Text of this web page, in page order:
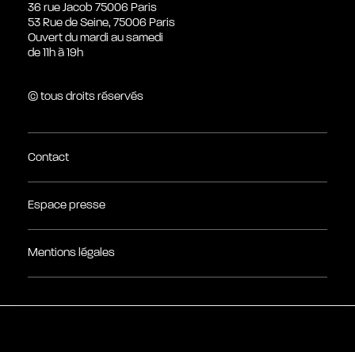
36 rue Jacob 75006 Paris
53 Rue de Seine, 75006 Paris
Ouvert du mardi au samedi
de 11h à 19h
© tous droits réservés
Contact
Espace presse
Mentions légales